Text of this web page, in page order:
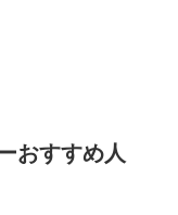
おすすめ人